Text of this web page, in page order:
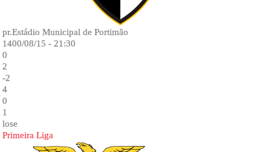
pr.Estádio Municipal de Portimão
1400/08/15 - 21:30
0
2
-2
4
0
1
lose
Primeira Liga